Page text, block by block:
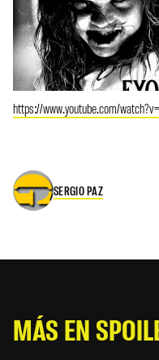
https://www.youtube.com/
SERGIO PAZ
MÁS EN